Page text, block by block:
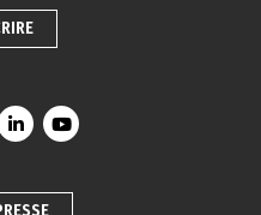
compte Facebook
vers le compte Instagram
Lien vers le compte Linkedin
Lien vers la chaîne